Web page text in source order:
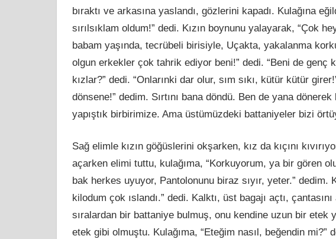
bıraktı ve arkasına yaslandı, gözlerini kapadı. Kulağına
sırılsıklam oldum!” dedi. Kızın boynunu yalayarak, “Çok
babam yaşında, tecrübeli birisiyle, Uçakta, yakalanma
olgun erkekler çok tahrik ediyor beni!” dedi. “Beni de genç
kızlar?” dedi. “Onlarınki dar olur, sım sıkı, kütür kütür
dönsene!” dedim. Sırtını bana döndü. Ben de yana dönerek
yapıştık birbirimize. Ama üstümüzdeki battaniyeler bizi
Sağ elimle kızın göğüslerini okşarken, kız da kıçını
açarken elimi tuttu, kulağıma, “Korkuyorum, ya bir gören
bak herkes uyuyor, Pantolonunu biraz sıyır, yeter.” dedim.
kilodum çok ıslandı.” dedi. Kalktı, üst bagajı açtı,
sıralardan bir battaniye bulmuş, onu kendine uzun bir etek
etek gibi olmuştu. Kulağıma, “Eteğim nasıl, beğendin mi?”